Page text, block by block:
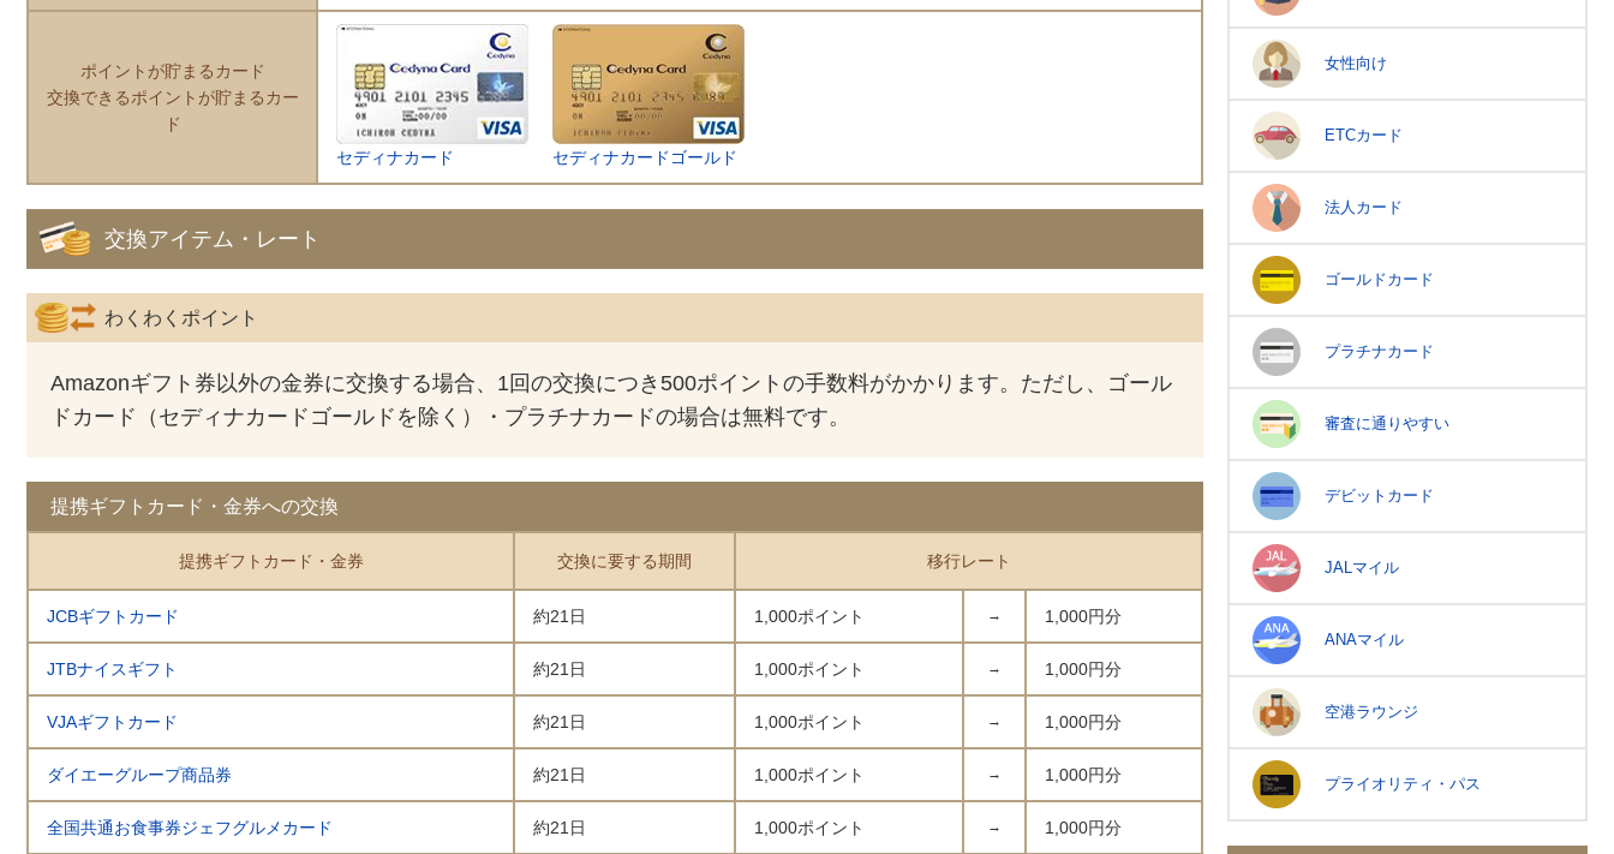
ポイントが貯まるカード
交換できるポイントが貯まるカー
ド
セディナカード
セディナカードゴールド
交換アイテム・レート
わくわくポイント
Amazonギフト券以外の金券に交換する場合、1回の交換につき500ポイントの手数料がかかります。ただし、ゴール
ドカード（セディナカードゴールドを除く）・プラチナカードの場合は無料です。
提携ギフトカード・金券への交換
提携ギフトカード・金券 交換に要する期間 移行レート
JCBギフトカード 約21日 1,000ポイント → 1,000円分
JTBナイスギフト 約21日 1,000ポイント → 1,000円分
VJAギフトカード 約21日 1,000ポイント → 1,000円分
ダイエーグループ商品券 約21日 1,000ポイント → 1,000円分
全国共通お食事券ジェフグルメカード 約21日 1,000ポイント → 1,000円分
女性向け
ETCカード
法人カード
ゴールドカード
プラチナカード
審査に通りやすい
デビットカード
JALマイル
ANAマイル
空港ラウンジ
プライオリティ・パス